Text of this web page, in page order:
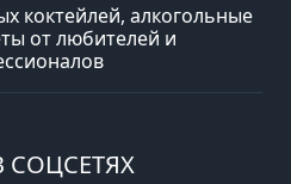
коктейлей, алкогольные
от любителей и
СОЦСЕТЯХ